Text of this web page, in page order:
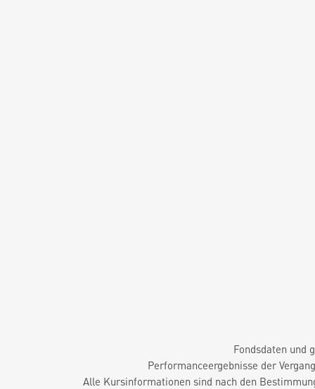
Fondsdaten und
Performanceergebnisse der
Alle Kursinformationen sind nach den